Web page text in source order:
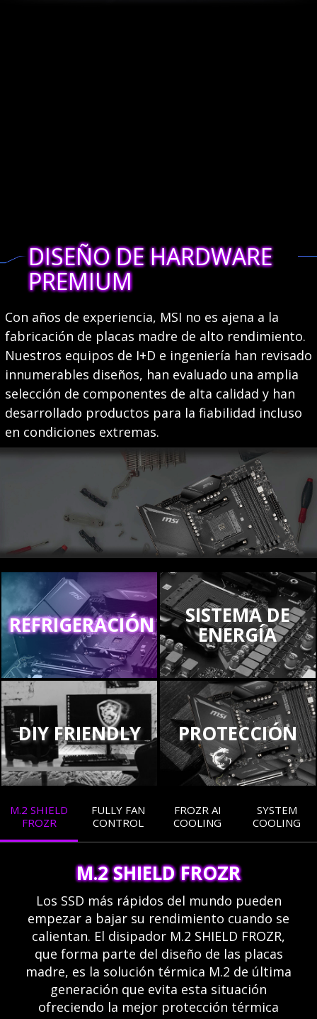
DISEÑO DE HARDWARE
PREMIUM
Con años de experiencia, MSI no es ajena a la
fabricación de placas madre de alto rendimiento.
Nuestros equipos de I+D e ingeniería han revisado
innumerables diseños, han evaluado una amplia
selección de componentes de alta calidad y han
desarrollado productos para la fiabilidad incluso
en condiciones extremas.
REFRIGERACIÓN SISTEMA DE
ENERGÍA
DIY FRIENDLY PROTECCIÓN
M.2 SHIELD
FROZR
FULLY FAN
CONTROL
FROZR AI
COOLING
SYSTEM
COOLING
M.2 SHIELD FROZR
Los SSD más rápidos del mundo pueden
empezar a bajar su rendimiento cuando se
calientan. El disipador M.2 SHIELD FROZR,
que forma parte del diseño de las placas
madre, es la solución térmica M.2 de última
generación que evita esta situación
ofreciendo la mejor protección térmica